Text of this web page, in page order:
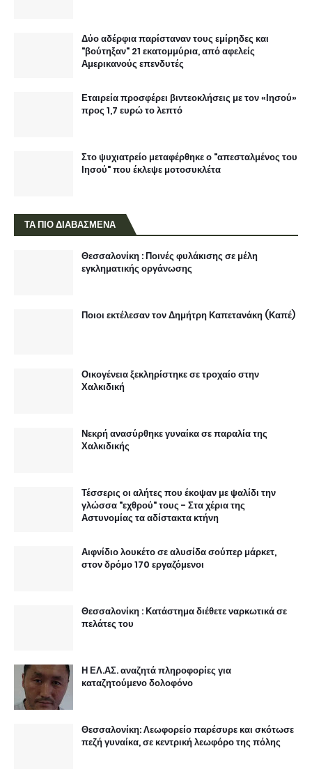
Δύο αδέρφια παρίσταναν τους εμίρηδες και
"βούτηξαν" 21 εκατομμύρια, από αφελείς
Αμερικανούς επενδυτές
Εταιρεία προσφέρει βιντεοκλήσεις με τον «Ιησού»
προς 1,7 ευρώ το λεπτό
Στο ψυχιατρείο μεταφέρθηκε ο "απεσταλμένος του
Ιησού" που έκλεψε μοτοσυκλέτα
ΤΑ ΠΙΟ ΔΙΑΒΑΣΜΕΝΑ
Θεσσαλονίκη : Ποινές φυλάκισης σε μέλη
εγκληματικής οργάνωσης
Ποιοι εκτέλεσαν τον Δημήτρη Καπετανάκη (Καπέ)
Οικογένεια ξεκληρίστηκε σε τροχαίο στην
Χαλκιδική
Νεκρή ανασύρθηκε γυναίκα σε παραλία της
Χαλκιδικής
Τέσσερις οι αλήτες που έκοψαν με ψαλίδι την
γλώσσα "εχθρού" τους - Στα χέρια της
Αστυνομίας τα αδίστακτα κτήνη
Αιφνίδιο λουκέτο σε αλυσίδα σούπερ μάρκετ,
στον δρόμο 170 εργαζόμενοι
Θεσσαλονίκη : Κατάστημα διέθετε ναρκωτικά σε
πελάτες του
Η ΕΛ.ΑΣ. αναζητά πληροφορίες για
καταζητούμενο δολοφόνο
Θεσσαλονίκη: Λεωφορείο παρέσυρε και σκότωσε
πεζή γυναίκα, σε κεντρική λεωφόρο της πόλης